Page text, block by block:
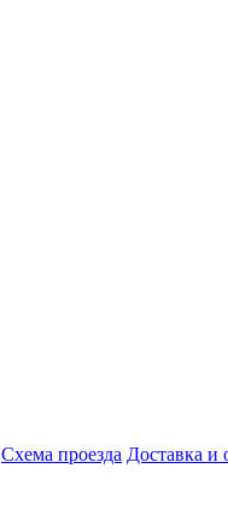
Схема проезда Доставка и